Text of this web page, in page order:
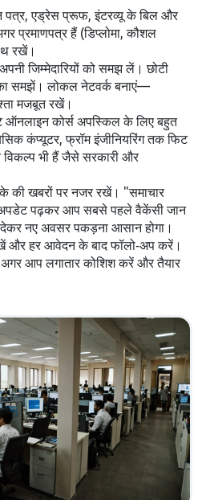
पत्र, एड्रेस प्रूफ, इंटरव्यू के बिल और
प्रमाणपत्र हैं (डिप्लोमा, कौशल
रखें।
जिम्मेदारियों को समझ लें। छोटी
समझें। लोकल नेटवर्क बनाएं—
मजबूत रखें।
ऑनलाइन कोर्स अपस्किल के लिए बहुत
कंप्यूटर, फ्रॉम इंजीनियरिंग तक फिट
भी हैं जैसे सरकारी और
की खबरों पर नजर रखें। "समाचार
पढ़कर आप सबसे पहले वैकेंसी जान
नए अवसर पकड़ना आसान होगा।
और हर आवेदन के बाद फॉलो‑अप करें।
आप लगातार कोशिश करें और तैयार